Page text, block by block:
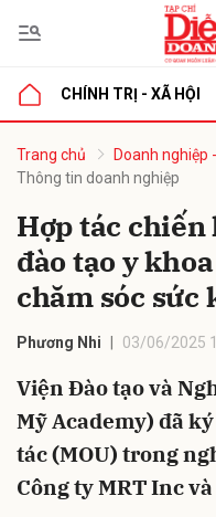
CHÍNH TRỊ - XÃ HỘI
Trang chủ
Doanh nghiệp
Thông tin doanh nghiệp
Hợp tác
đào tạo y
chăm sóc sức
Phương Nhi 03/06/2025
Viện Đào tạo và
Mỹ Academy) đã
tác (MOU) trong
Công ty MRT Inc
luận